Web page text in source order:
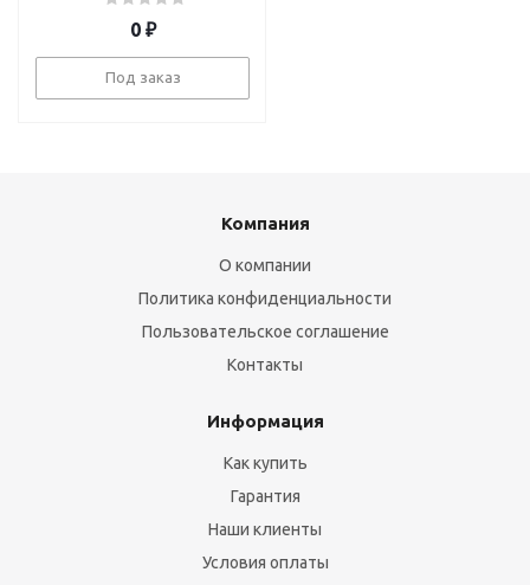
0₽
Под заказ
Компания
О компании
Политика конфиденциальности
Пользовательское соглашение
Контакты
Информация
Как купить
Гарантия
Наши клиенты
Условия оплаты